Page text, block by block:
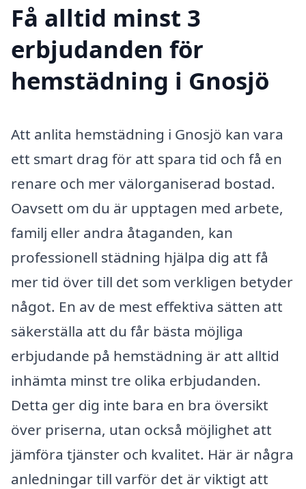
Få alltid minst 3
erbjudanden för
hemstädning i Gnosjö
Att anlita hemstädning i Gnosjö kan vara
ett smart drag för att spara tid och få en
renare och mer välorganiserad bostad.
Oavsett om du är upptagen med arbete,
familj eller andra åtaganden, kan
professionell städning hjälpa dig att få
mer tid över till det som verkligen betyder
något. En av de mest effektiva sätten att
säkerställa att du får bästa möjliga
erbjudande på hemstädning är att alltid
inhämta minst tre olika erbjudanden.
Detta ger dig inte bara en bra översikt
över priserna, utan också möjlighet att
jämföra tjänster och kvalitet. Här är några
anledningar till varför det är viktigt att